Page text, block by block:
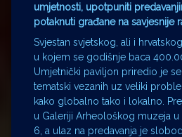
umjetnosti, upotpuniti
potaknuti građane na savjesnije
Svjestan svjetskog, ali i
u kojem se godišnje baca
Umjetnički paviljon priredio je
tematski vezanih uz veliki
kako globalno tako i lokalno.
u Galeriji Arheološkog muzeja u
6, a ulaz na predavanja je